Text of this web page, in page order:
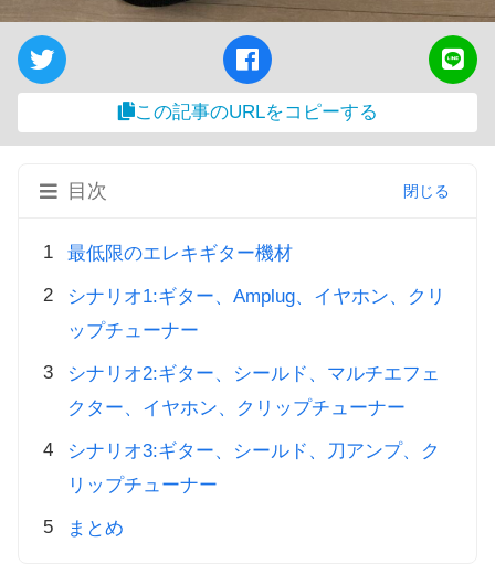
この記事のURLをコピーする
目次
最低限のエレキギター機材
シナリオ1:ギター、Amplug、イヤホン、クリ
ップチューナー
シナリオ2:ギター、シールド、マルチエフェ
クター、イヤホン、クリップチューナー
シナリオ3:ギター、シールド、刀アンプ、ク
リップチューナー
まとめ